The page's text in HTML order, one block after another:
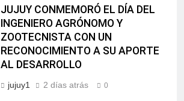
JUJUY CONMEMORÓ EL DÍA DEL
INGENIERO AGRÓNOMO Y
ZOOTECNISTA CON UN
RECONOCIMIENTO A SU APORTE
AL DESARROLLO
jujuy1 2 días atrás 0